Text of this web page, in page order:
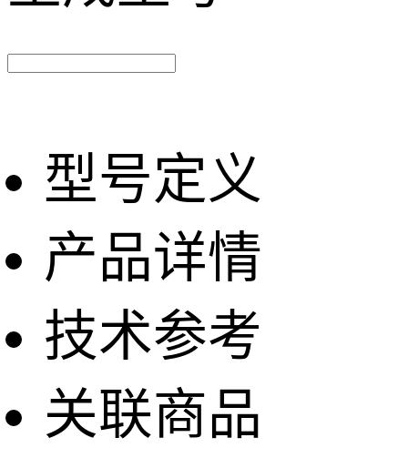
型号定义
产品详情
技术参考
关联商品